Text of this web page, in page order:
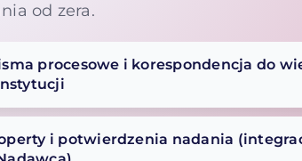
od zera.
procesowe i korespondencja do
i potwierdzenia nadania